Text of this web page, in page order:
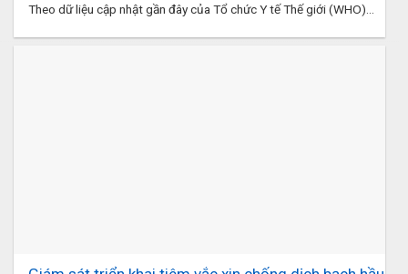
Theo dữ liệu cập nhật gần đây của Tổ chức Y tế Thế giới (WHO)...